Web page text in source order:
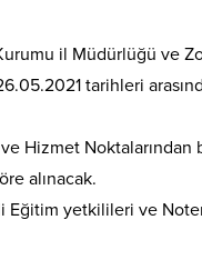
il Müdürlüğü ve
tarihleri
Hizmet Noktalarından
alınacak.
yetkilileri ve